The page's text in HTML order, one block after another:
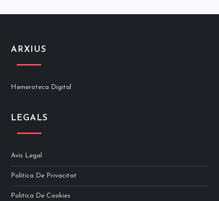
ARXIUS
Hemeroteca Digital
LEGALS
Avís Legal
Política De Privacitat
Politica De Cookies